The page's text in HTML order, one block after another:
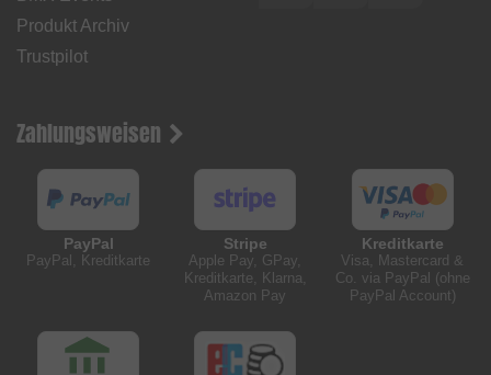
Produkt Archiv
Trustpilot
Zahlungsweisen
PayPal
PayPal, Kreditkarte
Stripe
Apple Pay, GPay,
Kreditkarte, Klarna,
Amazon Pay
Kreditkarte
Visa, Mastercard &
Co. via PayPal (ohne
PayPal Account)